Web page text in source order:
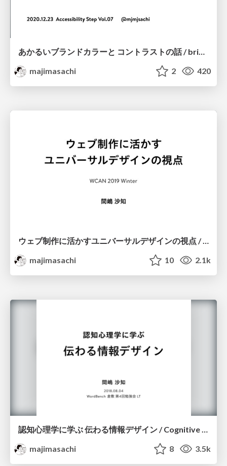
あかるいブランドカラーと コントラストの話 / bright brand colors and contrast
majimasachi
2 420
majimasachi
10 2.1k
認知心理学に学ぶ 伝わる情報デザイン / Cognitive psychological information design
majimasachi
8 3.5k